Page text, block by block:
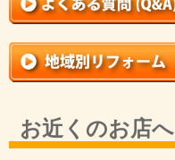
お近くのお店へ